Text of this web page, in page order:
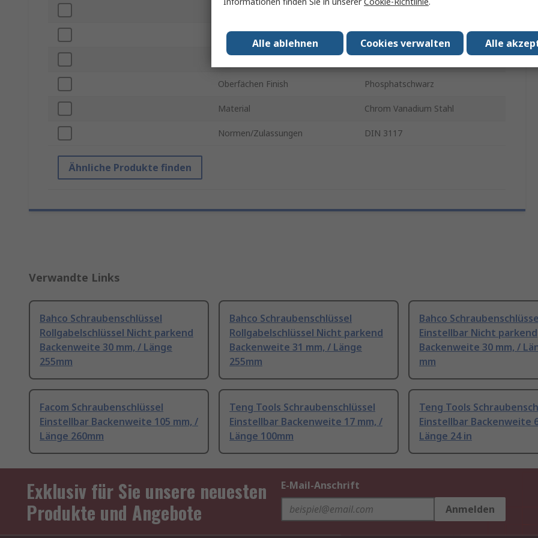
Länge 255mm
Oberfächen Finish Phosphatschwarz
Material Chrom Vanadium Stahl
Normen/Zulassungen DIN 3117
Ähnliche Produkte finden
Verwandte Links
Bahco Schraubenschlüssel
Rollgabelschlüssel Nicht parkend
Backenweite 30 mm, / Länge
255mm
Bahco Schraubenschlüssel
Rollgabelschlüssel Nicht parkend
Backenweite 31 mm, / Länge
255mm
Bahco
Einstellbar Nicht parkend
Backenweite 30 mm, /
mm
Facom Schraubenschlüssel
Einstellbar Backenweite 105 mm, /
Länge 260mm
Teng Tools Schraubenschlüssel
Einstellbar Backenweite 17 mm, /
Länge 100mm
Teng Tools
Einstellbar Backenweite
Länge 24 in
Exklusiv für Sie unsere neuesten
Produkte und Angebote
E-Mail-Anschrift
Anmelden
Alle
Cookies verwalten
Alle ablehnen